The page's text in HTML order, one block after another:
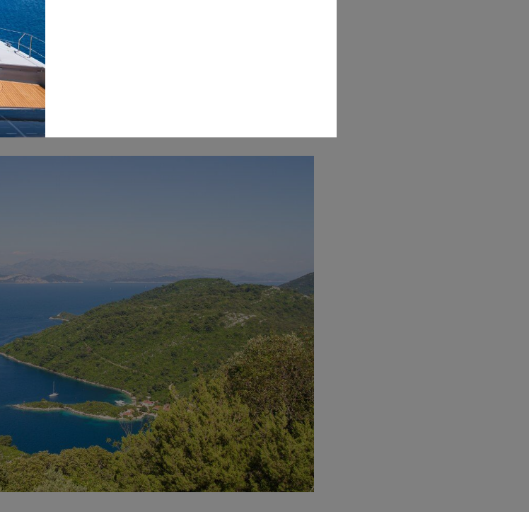
Schönheit und Segelattraktivität bekannt ist
und Seen
von Legenden und natürlicher Schönheit umgeben. Der
Veliko und Malo Jezero, die sich perfekt zum Kajakfahren
der Insel ist ideal für diejenigen, die nach Ruhe und